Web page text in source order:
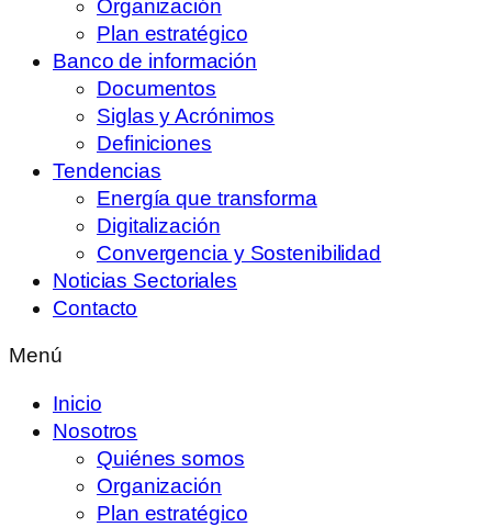
Organización
Plan estratégico
Banco de información
Documentos
Siglas y Acrónimos
Definiciones
Tendencias
Energía que transforma
Digitalización
Convergencia y Sostenibilidad
Noticias Sectoriales
Contacto
Menú
Inicio
Nosotros
Quiénes somos
Organización
Plan estratégico